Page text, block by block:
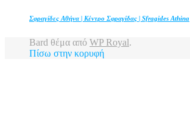
Σφραγίδες Αθήνα | Κέντρο Σφραγίδας | Sfragides Athina
Bard θέμα από WP Royal.
Πίσω στην κορυφή